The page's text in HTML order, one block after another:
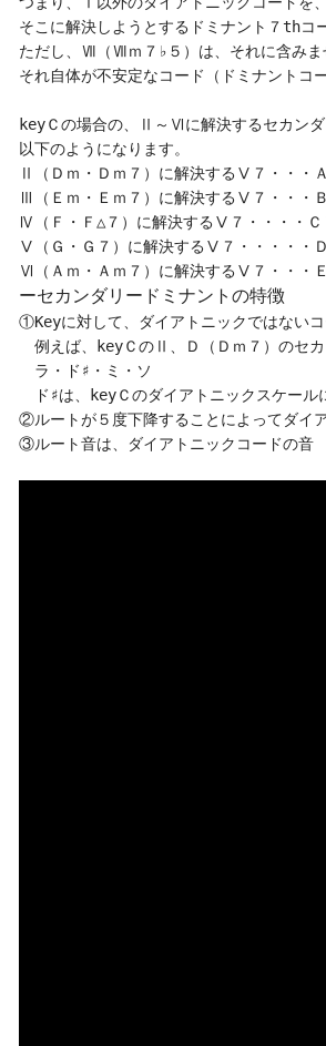
そこに解決しようとするドミナント７thコ
ただし、Ⅶ（Ⅶｍ７♭５）は、それに含みま
それ自体が不安定なコード（ドミナントコ
keyＣの場合の、Ⅱ～Ⅵに解決するセカンダ
以下のようになります。
Ⅱ（Ｄｍ・Ｄｍ７）に解決するⅤ７・・・
Ⅲ（Ｅｍ・Ｅｍ７）に解決するⅤ７・・・Ｂ
Ⅳ（Ｆ・Ｆ△７）に解決するⅤ７・・・・Ｃ
Ⅴ（Ｇ・Ｇ７）に解決するⅤ７・・・・・Ｄ
ーセカンダリードミナントの特徴
①Keyに対して、ダイアトニックではない
例えば、keyＣのⅡ、Ｄ（Ｄｍ７）のセカ
ラ・ド♯・ミ・ソ
ド♯は、keyＣのダイアトニックスケール
②ルートが５度下降することによってダイ
③ルート音は、ダイアトニックコードの音